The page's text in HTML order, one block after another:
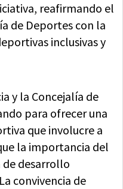
reafirmando el
de Deportes con la
inclusivas y
y la Concejalía de
para ofrecer una
que involucre a
la importancia del
desarrollo
convivencia de